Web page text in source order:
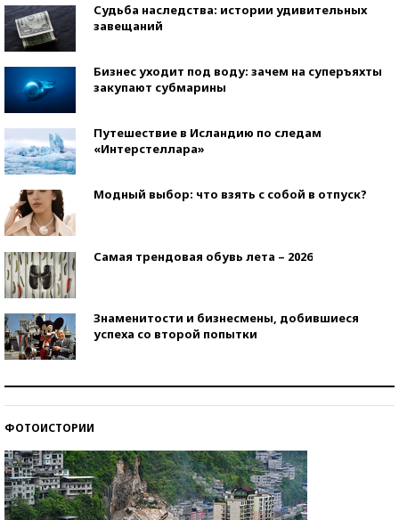
Судьба наследства: истории удивительных
завещаний
Бизнес уходит под воду: зачем на суперъяхты
закупают субмарины
Путешествие в Исландию по следам
«Интерстеллара»
Модный выбор: что взять с собой в отпуск?
Самая трендовая обувь лета – 2026
Знаменитости и бизнесмены, добившиеся
успеха со второй попытки
ФОТОИСТОРИИ